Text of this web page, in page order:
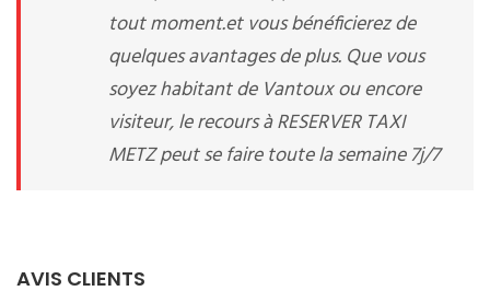
tout moment.et vous bénéficierez de
quelques avantages de plus. Que vous
soyez habitant de Vantoux ou encore
visiteur, le recours à RESERVER TAXI
METZ peut se faire toute la semaine 7j/7
AVIS CLIENTS